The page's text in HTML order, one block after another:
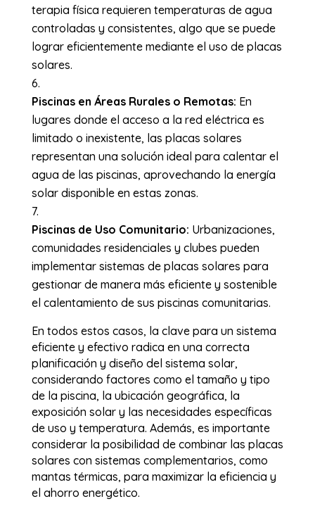
terapia física requieren temperaturas de agua
controladas y consistentes, algo que se puede
lograr eficientemente mediante el uso de placas
solares.
Piscinas en Áreas Rurales o Remotas: En
lugares donde el acceso a la red eléctrica es
limitado o inexistente, las placas solares
representan una solución ideal para calentar el
agua de las piscinas, aprovechando la energía
solar disponible en estas zonas.
Piscinas de Uso Comunitario: Urbanizaciones,
comunidades residenciales y clubes pueden
implementar sistemas de placas solares para
gestionar de manera más eficiente y sostenible
el calentamiento de sus piscinas comunitarias.
En todos estos casos, la clave para un sistema
eficiente y efectivo radica en una correcta
planificación y diseño del sistema solar,
considerando factores como el tamaño y tipo
de la piscina, la ubicación geográfica, la
exposición solar y las necesidades específicas
de uso y temperatura. Además, es importante
considerar la posibilidad de combinar las placas
solares con sistemas complementarios, como
mantas térmicas, para maximizar la eficiencia y
el ahorro energético.